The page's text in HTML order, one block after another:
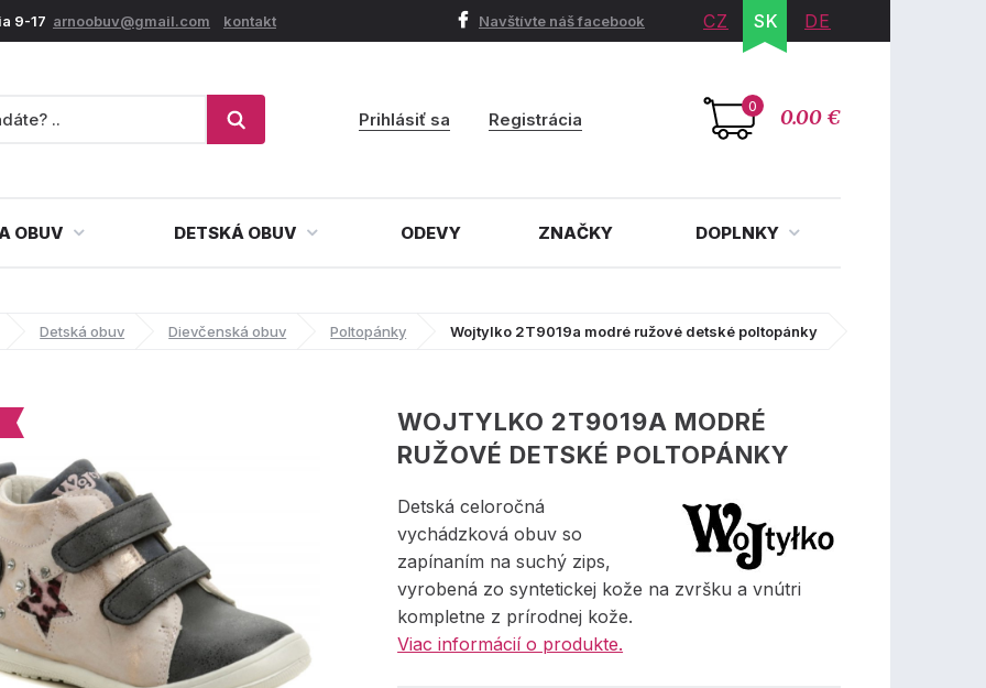
9-17 arnoobuv@gmail.com kontakt Navštívte náš facebook CZ SK DE
0 0.00 €
Prihlásiť sa Registrácia
OBUV DETSKÁ OBUV ODEVY ZNAČKY DOPLNKY
Detská obuv Dievčenská obuv Poltopánky Wojtylko 2T9019a modré ružové detské poltopánky
WOJTYLKO 2T9019A MODRÉ
RUŽOVÉ DETSKÉ POLTOPÁNKY
Detská celoročná
vychádzková obuv so
zapínaním na suchý zips,
vyrobená zo syntetickej kože na zvršku a vnútri
kompletne z prírodnej kože.
Viac informácií o produkte.